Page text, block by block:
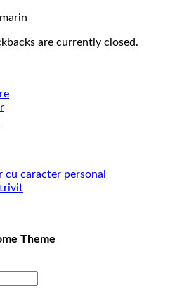
are currently closed.
cu caracter personal
Theme